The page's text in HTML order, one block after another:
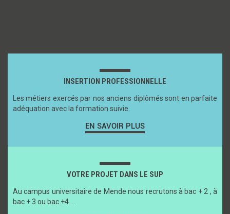
INSERTION PROFESSIONNELLE
Les métiers exercés par nos anciens diplômés sont en parfaite
adéquation avec la formation suivie.
EN SAVOIR PLUS
VOTRE PROJET DANS LE SUP
Au campus universitaire de Mende nous recrutons à bac + 2 , à
bac + 3 ou bac +4 …